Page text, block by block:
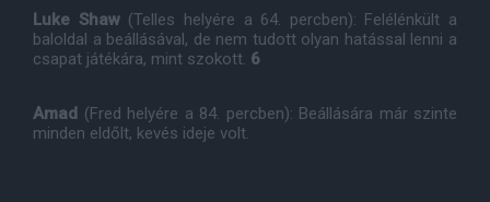
Luke Shaw (Telles helyére a 64. percben): Felélénkült a
baloldal a beállásával, de nem tudott olyan hatással lenni a
csapat játékára, mint szokott. 6
Amad (Fred helyére a 84. percben): Beállására már szinte
minden eldőlt, kevés ideje volt.